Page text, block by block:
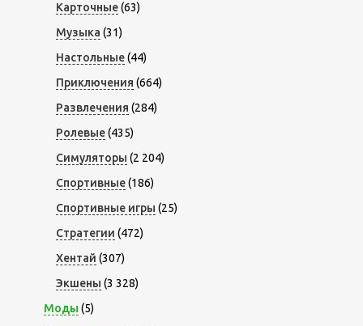
Карточные(63)
Музыка (31)
Настольные(44)
Приключения (664)
Развлечения (284)
Ролевые(435)
Симуляторы (2 204)
Спортивные(186)
Спортивные игры (25)
Стратегии (472)
Хентай (307)
Экшены (3 328)
Моды (5)